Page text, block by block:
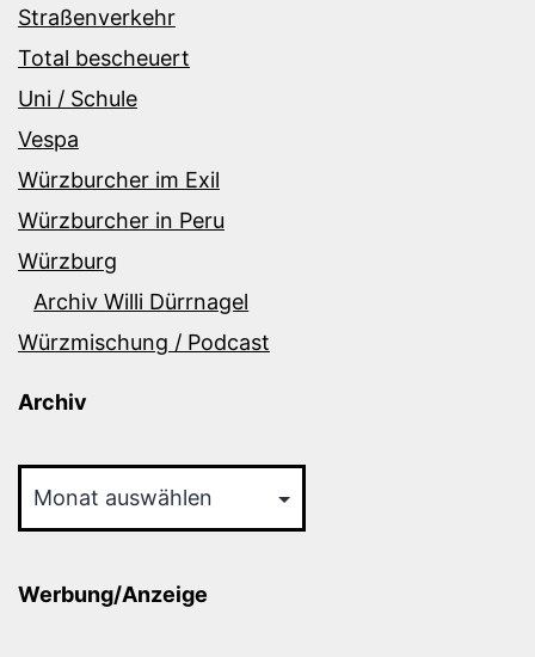
Straßenverkehr
Total bescheuert
Uni / Schule
Vespa
Würzburcher im Exil
Würzburcher in Peru
Würzburg
Archiv Willi Dürrnagel
Würzmischung / Podcast
Archiv
Werbung/Anzeige